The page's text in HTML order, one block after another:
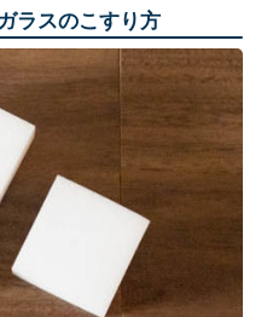
ラスのこすり方